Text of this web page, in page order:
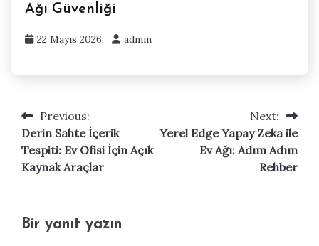
Ağı Güvenliği
22 Mayıs 2026 admin
Yazı
gezinmesi
Previous:
Derin Sahte İçerik
Tespiti: Ev Ofisi İçin Açık
Kaynak Araçlar
Next:
Yerel Edge Yapay Zeka ile
Ev Ağı: Adım Adım
Rehber
Bir yanıt yazın